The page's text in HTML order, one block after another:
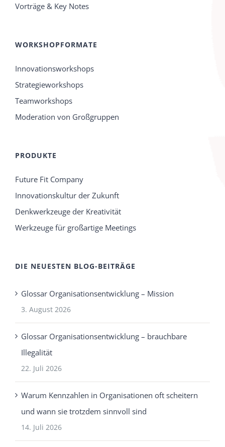
Vorträge & Key Notes
WORKSHOPFORMATE
Innovationsworkshops
Strategieworkshops
Teamworkshops
Moderation von Großgruppen
PRODUKTE
Future Fit Company
Innovationskultur der Zukunft
Denkwerkzeuge der Kreativität
Werkzeuge für großartige Meetings
DIE NEUESTEN BLOG-BEITRÄGE
Glossar Organisationsentwicklung – Mission
3. August 2026
Glossar Organisationsentwicklung – brauchbare
Illegalität
22. Juli 2026
Warum Kennzahlen in Organisationen oft scheitern
und wann sie trotzdem sinnvoll sind
14. Juli 2026